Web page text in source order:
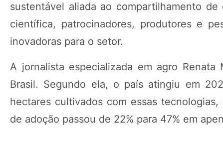
sustentável aliada ao compartilhamento
científica, patrocinadores, produtores e
inovadoras para o setor.
A jornalista especializada em agro
Brasil. Segundo ela, o país atingiu em
hectares cultivados com essas
de adoção passou de 22% para 47% em